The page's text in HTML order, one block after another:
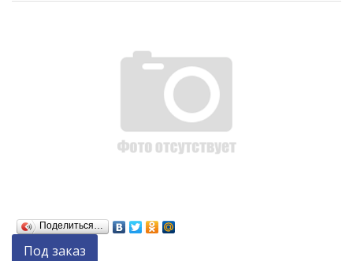
Поделиться…
Под заказ